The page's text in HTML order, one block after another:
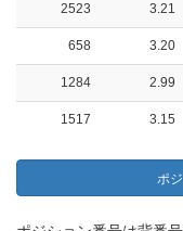
2523 3.21
658 3.20
1284 2.99
1517 3.15
ポ